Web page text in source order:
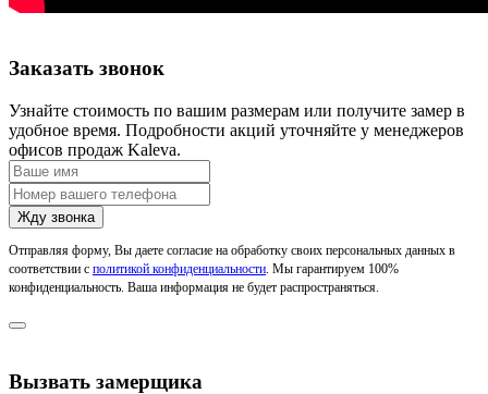
Заказать звонок
Узнайте стоимость по вашим размерам или получите замер в
удобное время. Подробности акций уточняйте у менеджеров
офисов продаж Kaleva.
Отправляя форму, Вы даете согласие на обработку своих персональных данных в
соответствии с политикой конфиденциальности. Мы гарантируем 100%
конфиденциальность. Ваша информация не будет распространяться.
Вызвать замерщика